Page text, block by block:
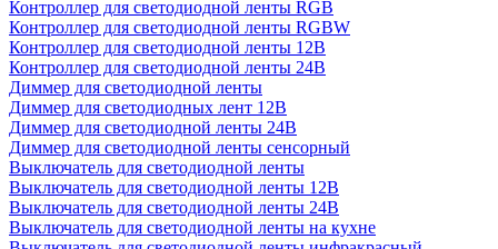
Контроллер для светодиодной ленты RGB
Контроллер для светодиодной ленты RGBW
Контроллер для светодиодной ленты 12В
Контроллер для светодиодной ленты 24В
Диммер для светодиодной ленты
Диммер для светодиодных лент 12В
Диммер для светодиодной ленты 24В
Диммер для светодиодной ленты сенсорный
Выключатель для светодиодной ленты
Выключатель для светодиодной ленты 12В
Выключатель для светодиодной ленты 24В
Выключатель для светодиодной ленты на кухне